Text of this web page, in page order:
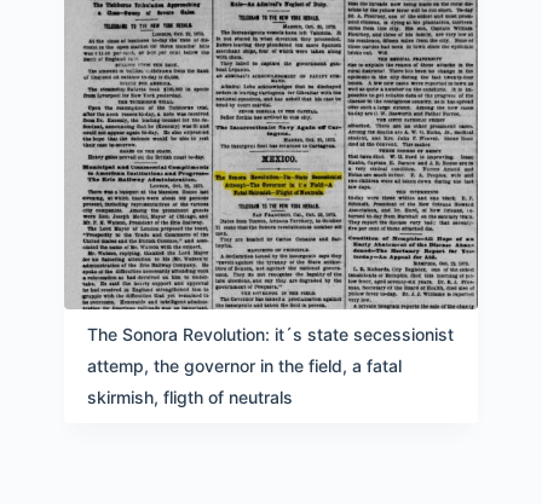
The Sonora Revolution: it´s state secessionist
attemp, the governor in the field, a fatal
skirmish, fligth of neutrals